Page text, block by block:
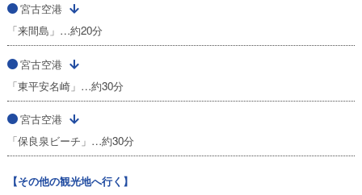
宮古空港
「来間島」…約20分
宮古空港
「東平安名崎」…約30分
宮古空港
「保良泉ビーチ」…約30分
【その他の観光地へ行く】